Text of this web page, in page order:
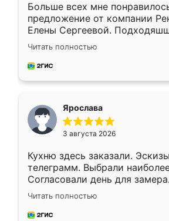
Больше всех мне
предложение от компании
Елены Сергеевой.
короткие сроки
для замера сотрудник
предложил по моему эскизу
Читать полностью
Ярослава
3 августа 2026
Кухню здесь заказали.
телеграмм. Выбрали
Согласовали день для
недели кухня была уже
довольны работой. Спасибо
мебель за качественную
Читать полностью